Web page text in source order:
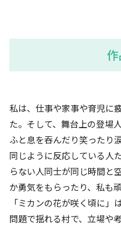
私は、仕事や家事や育児に
た。そして、舞台上の登場
ふと息を吞んだり笑ったり
同じように反応している人
らない人同士が同じ時間と
か勇気をもらったり、私も
「ミカンの花が咲く頃に」
問題で揺れる村で、立場や